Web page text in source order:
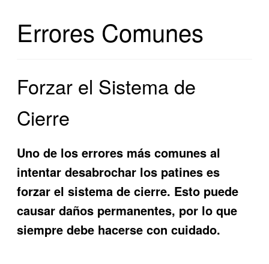
Errores Comunes
Forzar el Sistema de
Cierre
Uno de los errores más comunes al
intentar desabrochar los patines es
forzar el sistema de cierre. Esto puede
causar daños permanentes, por lo que
siempre debe hacerse con cuidado.